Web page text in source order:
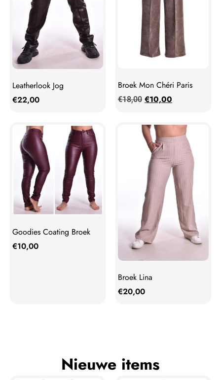
Leatherlook Jog
€22,00
Broek Mon Chéri Paris
€18,00 €10,00
Goodies Coating Broek
€10,00
Broek Lina
€20,00
Nieuwe items